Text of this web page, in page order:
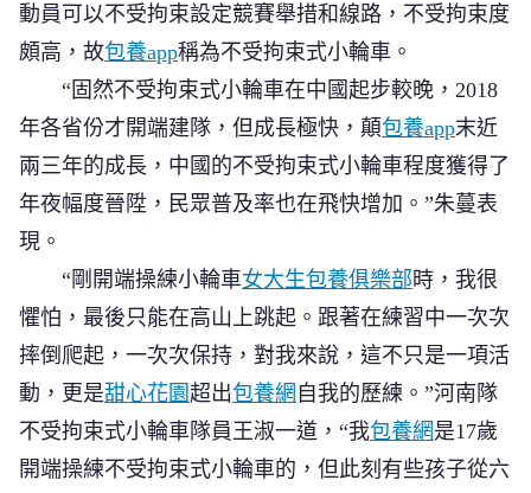
動員可以不受拘束設定競賽舉措和線路，不受拘束度
頗高，故包養app稱為不受拘束式小輪車。
“固然不受拘束式小輪車在中國起步較晚，2018
年各省份才開端建隊，但成長極快，顛包養app末近
兩三年的成長，中國的不受拘束式小輪車程度獲得了
年夜幅度晉陞，民眾普及率也在飛快增加。”朱蔓表
現。
“剛開端操練小輪車女大生包養俱樂部時，我很
懼怕，最後只能在高山上跳起。跟著在練習中一次次
摔倒爬起，一次次保持，對我來說，這不只是一項活
動，更是甜心花園 超出包養網 自我的歷練。”河南隊
不受拘束式小輪車隊員王淑一道，“我包養網是17歲
開端操練不受拘束式小輪車的，但此刻有些孩子從六